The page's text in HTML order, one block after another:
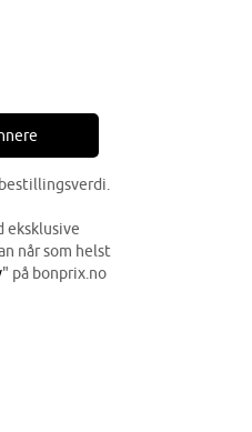
eksklusive
når som helst
" på bonprix.no